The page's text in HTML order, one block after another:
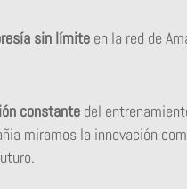
sin límiteen la red de
constantedel
miramos la innovación